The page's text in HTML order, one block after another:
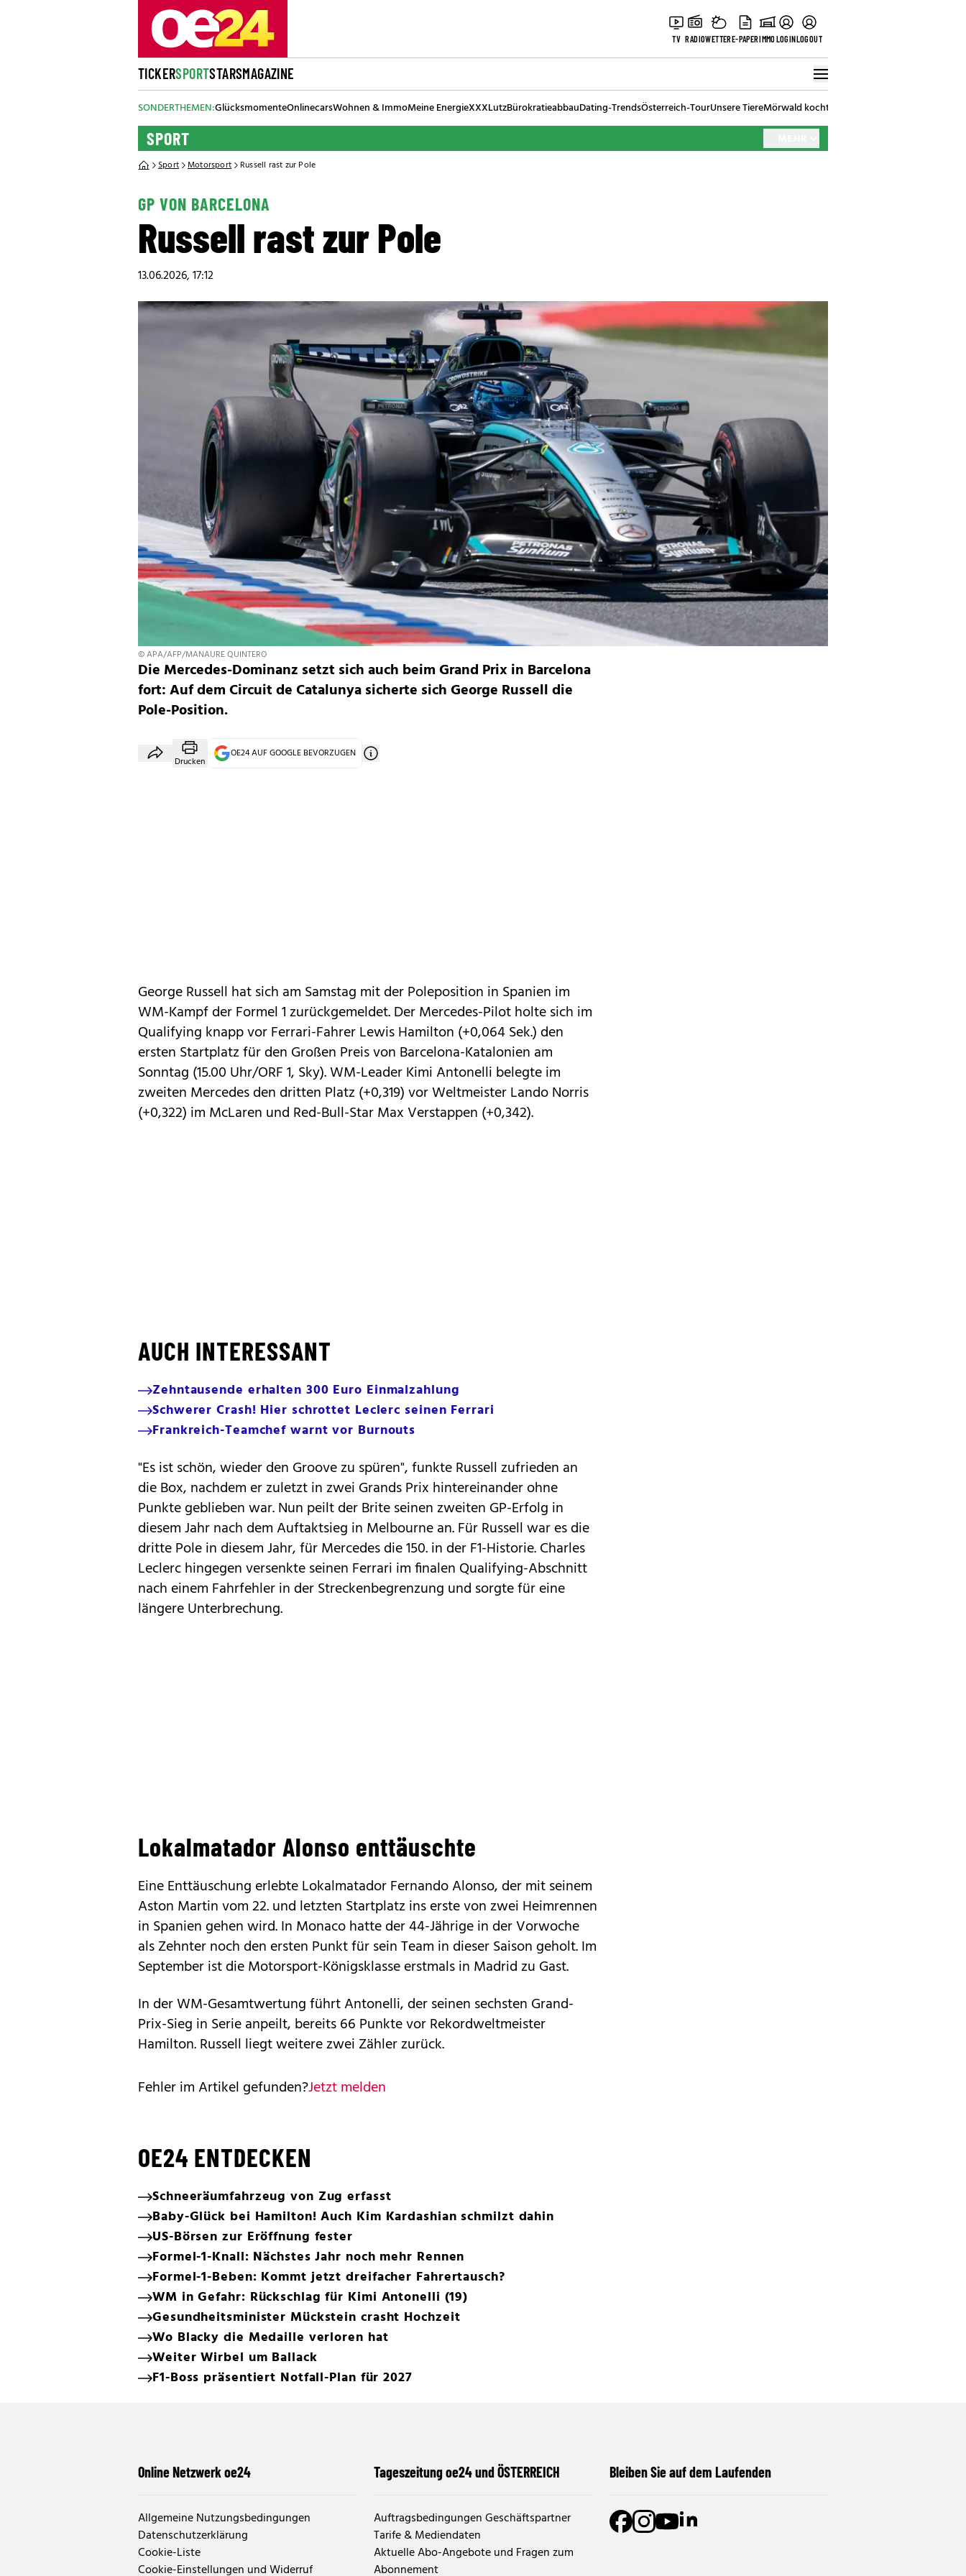
TV RADIOWETTERE-PAPERIMMOLOGINLOGOUT
TICKERSPORTSTARSMAGAZINE
SONDERTHEMEN:GlücksmomenteOnlinecarsWohnen & ImmoMeine EnergieXXXLutzBürokratieabbauDating-TrendsÖsterreich-TourUnsere TiereMörwald kocht
SPORT
Sport Motorsport Russell rast zur Pole
GP VON BARCELONA
Russell rast zur Pole
13.06.2026, 17:12
© APA/AFP/MANAURE QUINTERO
Die Mercedes-Dominanz setzt sich auch beim Grand Prix in Barcelona
fort: Auf dem Circuit de Catalunya sicherte sich George Russell die
Pole-Position.
Drucken
OE24 AUF GOOGLE BEVORZUGEN
George Russell hat sich am Samstag mit der Poleposition in Spanien im
WM-Kampf der Formel 1 zurückgemeldet. Der Mercedes-Pilot holte sich im
Qualifying knapp vor Ferrari-Fahrer Lewis Hamilton (+0,064 Sek.) den
ersten Startplatz für den Großen Preis von Barcelona-Katalonien am
Sonntag (15.00 Uhr/ORF 1, Sky). WM-Leader Kimi Antonelli belegte im
zweiten Mercedes den dritten Platz (+0,319) vor Weltmeister Lando Norris
(+0,322) im McLaren und Red-Bull-Star Max Verstappen (+0,342).
AUCH INTERESSANT
Zehntausende erhalten 300 Euro Einmalzahlung
Schwerer Crash! Hier schrottet Leclerc seinen Ferrari
Frankreich-Teamchef warnt vor Burnouts
"Es ist schön, wieder den Groove zu spüren", funkte Russell zufrieden an
die Box, nachdem er zuletzt in zwei Grands Prix hintereinander ohne
Punkte geblieben war. Nun peilt der Brite seinen zweiten GP-Erfolg in
diesem Jahr nach dem Auftaktsieg in Melbourne an. Für Russell war es die
dritte Pole in diesem Jahr, für Mercedes die 150. in der F1-Historie. Charles
Leclerc hingegen versenkte seinen Ferrari im finalen Qualifying-Abschnitt
nach einem Fahrfehler in der Streckenbegrenzung und sorgte für eine
längere Unterbrechung.
Lokalmatador Alonso enttäuschte
Eine Enttäuschung erlebte Lokalmatador Fernando Alonso, der mit seinem
Aston Martin vom 22. und letzten Startplatz ins erste von zwei Heimrennen
in Spanien gehen wird. In Monaco hatte der 44-Jährige in der Vorwoche
als Zehnter noch den ersten Punkt für sein Team in dieser Saison geholt. Im
September ist die Motorsport-Königsklasse erstmals in Madrid zu Gast.
In der WM-Gesamtwertung führt Antonelli, der seinen sechsten Grand-
Prix-Sieg in Serie anpeilt, bereits 66 Punkte vor Rekordweltmeister
Hamilton. Russell liegt weitere zwei Zähler zurück.
Fehler im Artikel gefunden?Jetzt melden
OE24 ENTDECKEN
Schneeräumfahrzeug von Zug erfasst
Baby-Glück bei Hamilton! Auch Kim Kardashian schmilzt dahin
US-Börsen zur Eröffnung fester
Formel-1-Knall: Nächstes Jahr noch mehr Rennen
Formel-1-Beben: Kommt jetzt dreifacher Fahrertausch?
WM in Gefahr: Rückschlag für Kimi Antonelli (19)
Gesundheitsminister Mückstein crasht Hochzeit
Wo Blacky die Medaille verloren hat
Weiter Wirbel um Ballack
F1-Boss präsentiert Notfall-Plan für 2027
Online Netzwerk oe24
Allgemeine Nutzungsbedingungen
Datenschutzerklärung
Cookie-Liste
Cookie-Einstellungen und Widerruf
Tageszeitung oe24 und ÖSTERREICH
Auftragsbedingungen Geschäftspartner
Tarife & Mediendaten
Aktuelle Abo-Angebote und Fragen zum
Abonnement
Bleiben Sie auf dem Laufenden